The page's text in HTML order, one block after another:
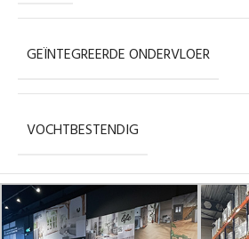
GEÏNTEGREERDE ONDERVLOER
VOCHTBESTENDIG